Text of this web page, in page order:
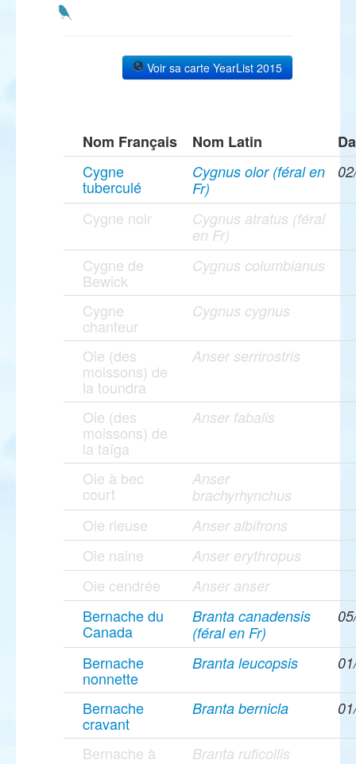
Voir sa carte YearList 2015
Nom Français Nom Latin
Cygne
tuberculé
Cygnus olor (féral en
Fr)
Cygne noir
Cygnus atratus (féral
en Fr)
Cygne de
Bewick
Cygnus columbianus
Cygne
chanteur
Cygnus cygnus
Oie (des
moissons) de
la toundra
Anser serrirostris
Oie (des
moissons) de
la taïga
Anser fabalis
Oie à bec
court
Anser
brachyrhynchus
Oie rieuse Anser albifrons
Oie naine Anser erythropus
Oie cendrée Anser anser
Bernache du
Canada
Branta canadensis
(féral en Fr)
Bernache
nonnette
Branta leucopsis
Bernache
cravant
Branta bernicla
Bernache à Branta ruficollis